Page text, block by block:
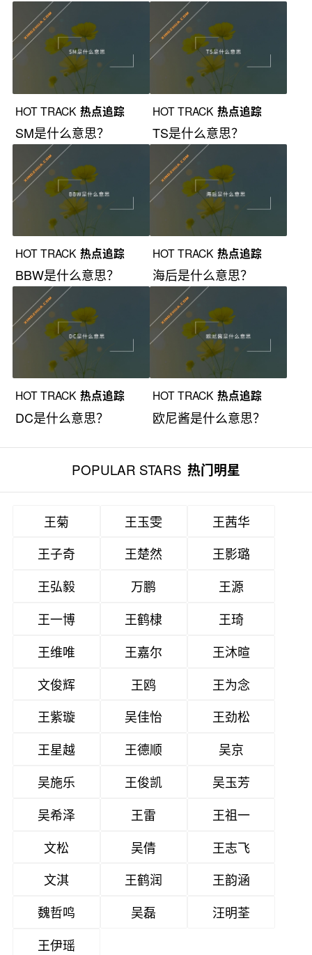
HOT TRACK 热点追踪
SM是什么意思？
HOT TRACK 热点追踪
TS是什么意思？
HOT TRACK 热点追踪
BBW是什么意思？
HOT TRACK 热点追踪
海后是什么意思？
HOT TRACK 热点追踪
DC是什么意思？
HOT TRACK 热点追踪
欧尼酱是什么意思？
POPULAR STARS 热门明星
王菊 王玉雯
王茜华
王子奇
王楚然
王影璐
王弘毅
万鹏
王源
王一博
王鹤棣
王琦
王维唯
王嘉尔
王沐暄
文俊辉
王鸥
王为念
王紫璇
吴佳怡
王劲松
王星越
王德顺
吴京
吴施乐
王俊凯
吴玉芳
吴希泽
王雷
王祖一
文松
吴倩
王志飞
文淇
王鹤润
王韵涵
魏哲鸣
吴磊
汪明荃
王伊瑶